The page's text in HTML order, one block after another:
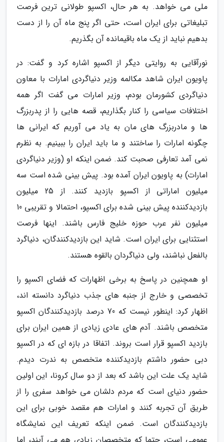
ملی می خواهد. به هر حال، اکسپو طولانی ترین فرصت
تبلیغاتی برای ایران است، حتی اگر پنج ماه آن را از دست
بدهیم نباید از یک ماه باقیمانده آن بگذریم.
نورآقایی به روایتی دیگر از اکسپو اشاره کرد و گفت: در
پاویون ایران شاهد مکالمه وزیر دنیاگردی امارات با معاون
دنیاگردی کشورمان بودم، وزیر امارات می گفت اگر همه
اختلافات سیاسی را کنار بگذاریم، قصه هایی را از پدربزرگ
ها و مادربزرگ های مان به یاد می آوریم که ایرانی ها
چگونه امارات را ساختند و ما باید ایران را ببینیم. به نظرم
نمی آمد تعارفی صحبت کند. ضمن اینکه او (وزیر دنیاگردی
امارات) به پاویون ایران آمده بود. پیش بینی شده است سه
میلیون اماراتی از اکسپو بازدید کنند. از 25 میلیون
بازدیدکننده پیش بینی شده برای اکسپو، احتمالا و تقریبی 10
میلیون نفر عرب حوزه خلیج فارس باشند. اینها فرصت
استثنایی برای ایران است. شاید این بازدیدکنندگان، دنیاگرد
بالفعل نباشند، ولی دنیاگردان بالقوه هستند.
او همچنین در پاسخ به برخی اظهارات که فضای اکسپو را
تخصصی و خارج از جنبه های جذب دنیاگرد دانسته اند،
اظهار کرد: اینطور نیست که 70 درصد بازدیدکنندگان اکسپو
متخصص باشند. آدم های عادی زیادی از همین ایران برای
بازدید اکسپو قرار است بروند. اتفاقا در بازه ای که در اکسپو
دبی حضور داشتم بازدیدکننده متخصص به ندرت دیدم.
شاید یک علت این باشد که بعد از دو سال کرونا، این اولین
حضور دنیای است که مردم دلشان می خواهد سفری را از
طریق آن تجربه کنند و امارات هم مقصد خوبی برای این
بازدیدکنندگان است. ضمن اینکه تعریف این نمایشگاه